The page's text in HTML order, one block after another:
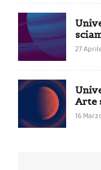
27
Arte
16